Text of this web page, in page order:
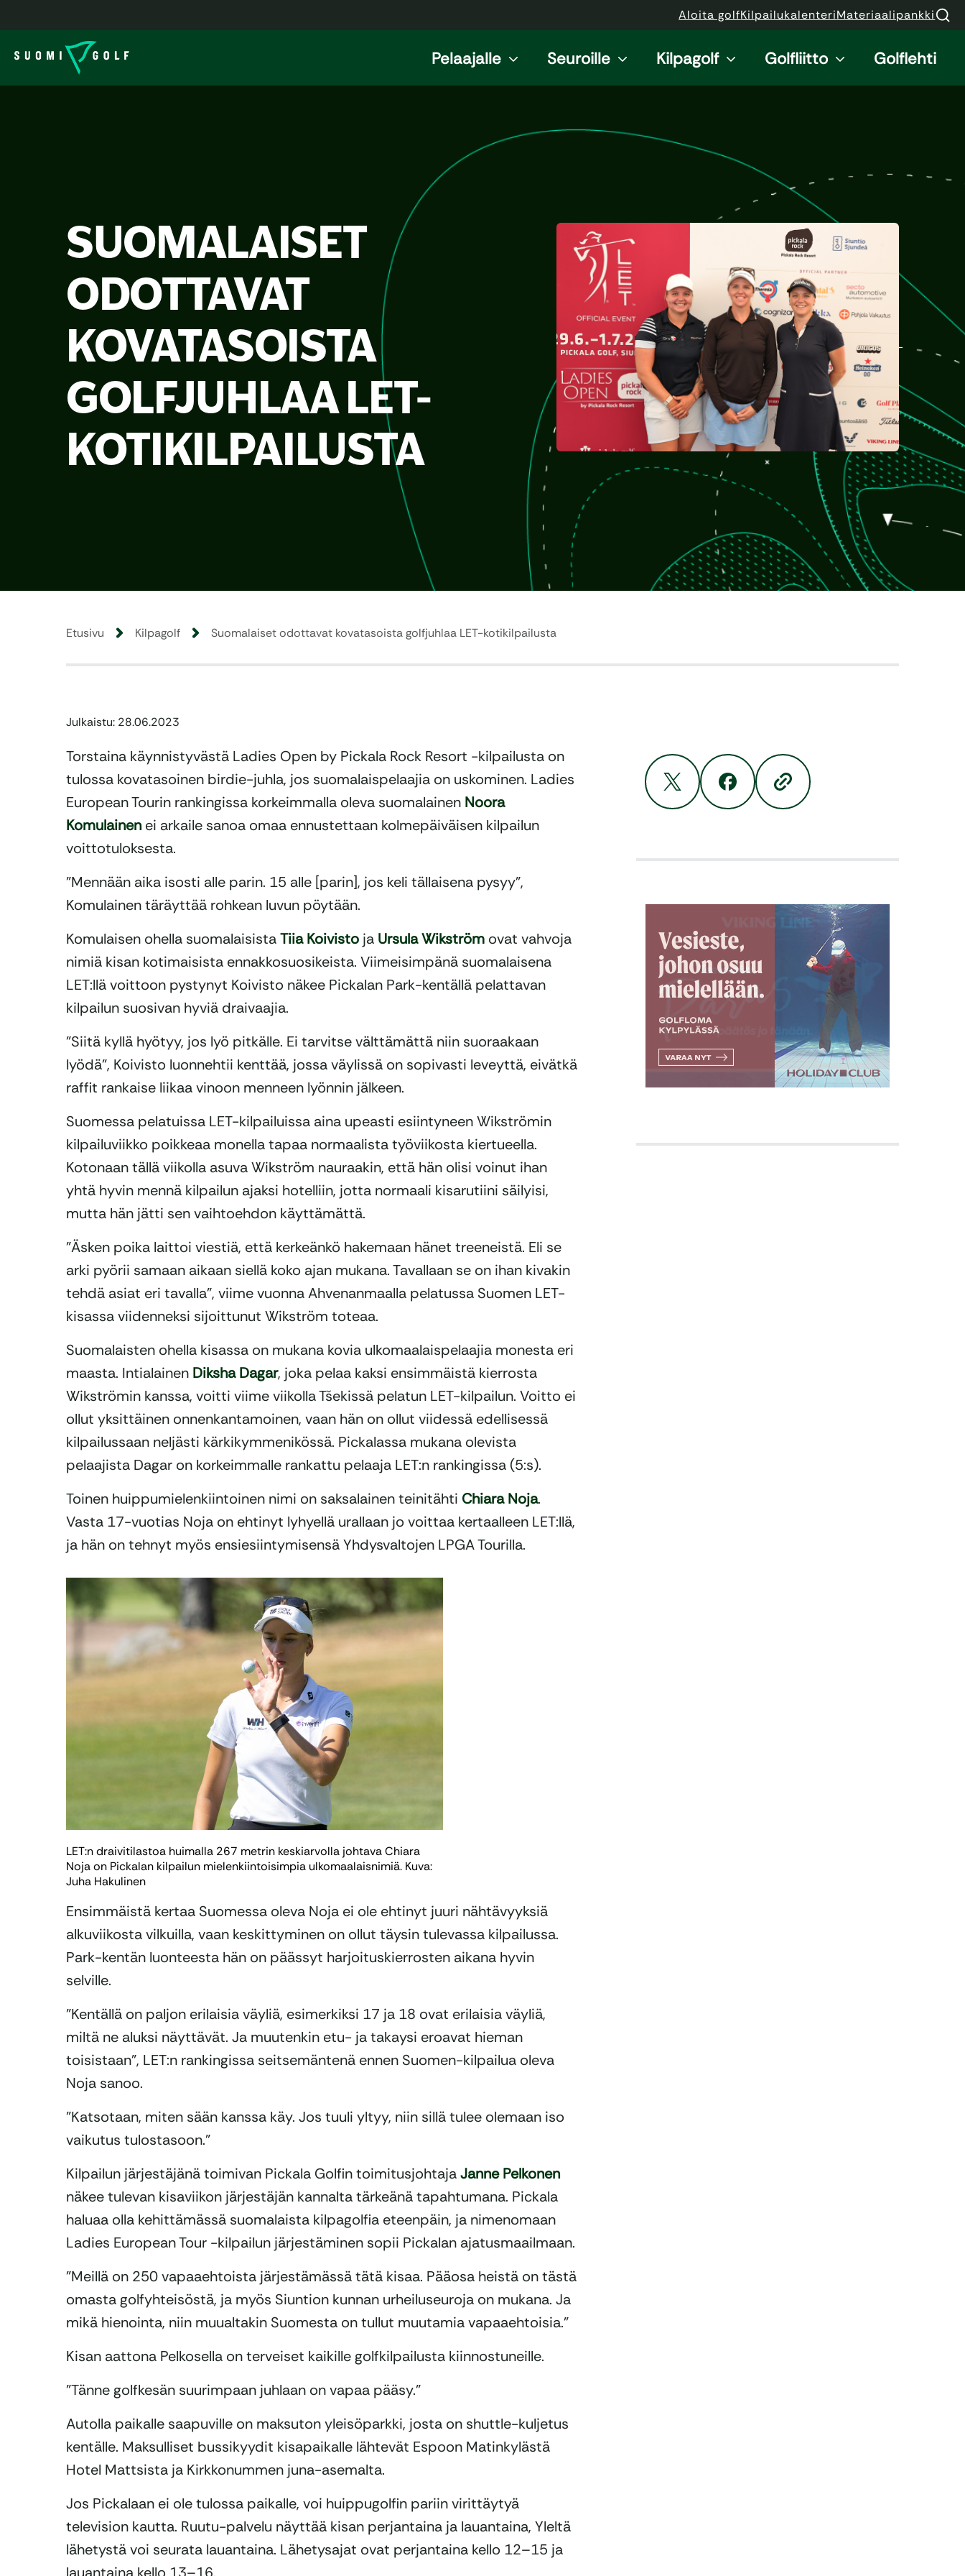
Aloita golfKilpailukalenteriMateriaalipankki
Pelaajalle Seuroille Kilpagolf Golfliitto Golflehti
SUOMALAISET
ODOTTAVAT
KOVATASOISTA
GOLFJUHLAA LET-
KOTIKILPAILUSTA
Etusivu Kilpagolf Suomalaiset odottavat kovatasoista golfjuhlaa LET-kotikilpailusta
Julkaistu: 28.06.2023
Torstaina käynnistyvästä Ladies Open by Pickala Rock Resort -kilpailusta on
tulossa kovatasoinen birdie-juhla, jos suomalaispelaajia on uskominen. Ladies
European Tourin rankingissa korkeimmalla oleva suomalainen Noora
Komulainenei arkaile sanoa omaa ennustettaan kolmepäiväisen kilpailun
voittotuloksesta.
”Mennään aika isosti alle parin. 15 alle [parin], jos keli tällaisena pysyy”,
Komulainen täräyttää rohkean luvun pöytään.
Komulaisen ohella suomalaisistaTiia Koivisto ja Ursula Wikström ovat vahvoja
nimiä kisan kotimaisista ennakkosuosikeista. Viimeisimpänä suomalaisena
LET:llä voittoon pystynyt Koivisto näkee Pickalan Park-kentällä pelattavan
kilpailun suosivan hyviä draivaajia.
”Siitä kyllä hyötyy, jos lyö pitkälle. Ei tarvitse välttämättä niin suoraakaan
lyödä”, Koivisto luonnehtii kenttää, jossa väylissä on sopivasti leveyttä, eivätkä
raffit rankaise liikaa vinoon menneen lyönnin jälkeen.
Suomessa pelatuissa LET-kilpailuissa aina upeasti esiintyneen Wikströmin
kilpailuviikko poikkeaa monella tapaa normaalista työviikosta kiertueella.
Kotonaan tällä viikolla asuva Wikström nauraakin, että hän olisi voinut ihan
yhtä hyvin mennä kilpailun ajaksi hotelliin, jotta normaali kisarutiini säilyisi,
mutta hän jätti sen vaihtoehdon käyttämättä.
”Äsken poika laittoi viestiä, että kerkeänkö hakemaan hänet treeneistä. Eli se
arki pyörii samaan aikaan siellä koko ajan mukana. Tavallaan se on ihan kivakin
tehdä asiat eri tavalla”, viime vuonna Ahvenanmaalla pelatussa Suomen LET-
kisassa viidenneksi sijoittunut Wikström toteaa.
Suomalaisten ohella kisassa on mukana kovia ulkomaalaispelaajia monesta eri
maasta. Intialainen Diksha Dagar, joka pelaa kaksi ensimmäistä kierrosta
Wikströmin kanssa, voitti viime viikolla Tšekissä pelatun LET-kilpailun. Voitto ei
ollut yksittäinen onnenkantamoinen, vaan hän on ollut viidessä edellisessä
kilpailussaan neljästi kärkikymmenikössä. Pickalassa mukana olevista
pelaajista Dagar on korkeimmalle rankattu pelaaja LET:n rankingissa (5:s).
Toinen huippumielenkiintoinen nimi on saksalainen teinitähti Chiara Noja.
Vasta 17-vuotias Noja on ehtinyt lyhyellä urallaan jo voittaa kertaalleen LET:llä,
ja hän on tehnyt myös ensiesiintymisensä Yhdysvaltojen LPGA Tourilla.
LET:n draivitilastoa huimalla 267 metrin keskiarvolla johtava Chiara
Noja on Pickalan kilpailun mielenkiintoisimpia ulkomaalaisnimiä. Kuva:
Juha Hakulinen
Ensimmäistä kertaa Suomessa oleva Noja ei ole ehtinyt juuri nähtävyyksiä
alkuviikosta vilkuilla, vaan keskittyminen on ollut täysin tulevassa kilpailussa.
Park-kentän luonteesta hän on päässyt harjoituskierrosten aikana hyvin
selville.
”Kentällä on paljon erilaisia väyliä, esimerkiksi 17 ja 18 ovat erilaisia väyliä,
miltä ne aluksi näyttävät. Ja muutenkin etu- ja takaysi eroavat hieman
toisistaan”, LET:n rankingissa seitsemäntenä ennen Suomen-kilpailua oleva
Noja sanoo.
”Katsotaan, miten sään kanssa käy. Jos tuuli yltyy, niin sillä tulee olemaan iso
vaikutus tulostasoon.”
Kilpailun järjestäjänä toimivan Pickala Golfin toimitusjohtajaJanne Pelkonen
näkee tulevan kisaviikon järjestäjän kannalta tärkeänä tapahtumana. Pickala
haluaa olla kehittämässä suomalaista kilpagolfia eteenpäin, ja nimenomaan
Ladies European Tour -kilpailun järjestäminen sopii Pickalan ajatusmaailmaan.
”Meillä on 250 vapaaehtoista järjestämässä tätä kisaa. Pääosa heistä on tästä
omasta golfyhteisöstä, ja myös Siuntion kunnan urheiluseuroja on mukana. Ja
mikä hienointa, niin muualtakin Suomesta on tullut muutamia vapaaehtoisia.”
Kisan aattona Pelkosella on terveiset kaikille golfkilpailusta kiinnostuneille.
”Tänne golfkesän suurimpaan juhlaan on vapaa pääsy.”
Autolla paikalle saapuville on maksuton yleisöparkki, josta on shuttle-kuljetus
kentälle. Maksulliset bussikyydit kisapaikalle lähtevät Espoon Matinkylästä
Hotel Mattsista ja Kirkkonummen juna-asemalta.
Jos Pickalaan ei ole tulossa paikalle, voi huippugolfin pariin virittäytyä
television kautta. Ruutu-palvelu näyttää kisan perjantaina ja lauantaina, Yleltä
lähetystä voi seurata lauantaina. Lähetysajat ovat perjantaina kello 12–15 ja
lauantaina kello 13–16.